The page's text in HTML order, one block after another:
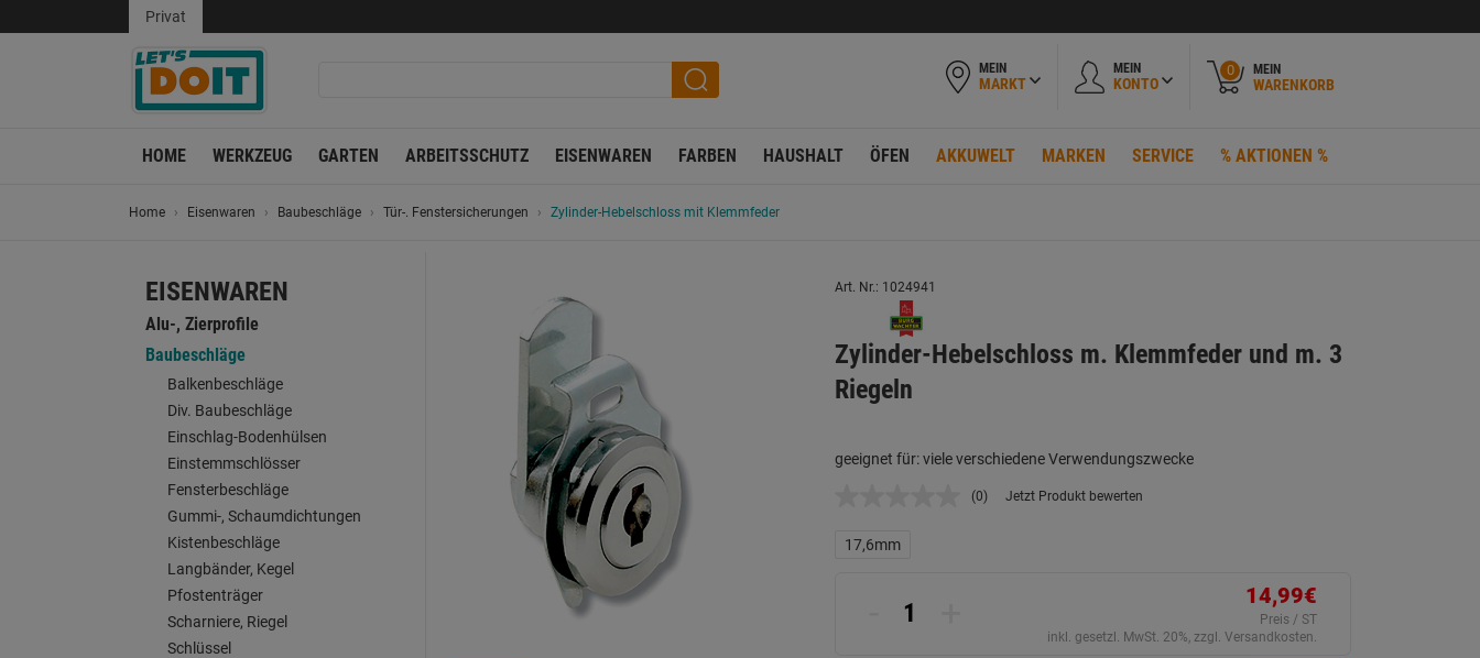
Privat
MEIN
MARKT
MEIN
KONTO
0 MEIN
WARENKORB
HOME WERKZEUG GARTEN ARBEITSSCHUTZ EISENWAREN FARBEN HAUSHALT ÖFEN AKKUWELT MARKEN SERVICE % AKTIONEN %
Home Eisenwaren Baubeschläge Tür-. Fenstersicherungen Zylinder-Hebelschloss mit Klemmfeder
EISENWAREN
Alu-, Zierprofile
Baubeschläge
Balkenbeschläge
Div. Baubeschläge
Einschlag-Bodenhülsen
Einstemmschlösser
Fensterbeschläge
Gummi-, Schaumdichtungen
Kistenbeschläge
Langbänder, Kegel
Pfostenträger
Scharniere, Riegel
Schlüssel
Art. Nr.: 1024941
Zylinder-Hebelschloss m. Klemmfeder und m. 3
Riegeln
geeignet für: viele verschiedene Verwendungszwecke
Kein
(0) Jetzt Produkt bewerten
17,6mm
14,99€
Preis / ST
inkl. gesetzl. MwSt. 20%, zzgl. Versandkosten.